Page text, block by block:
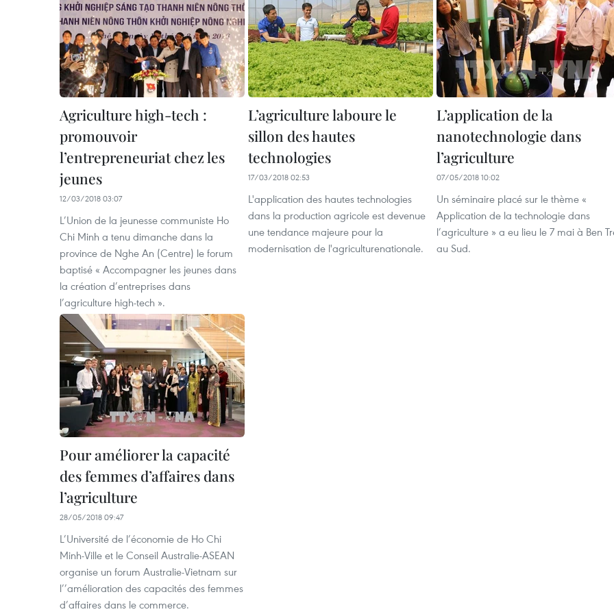
Agriculture high-tech :
promouvoir
l’entrepreneuriat chez les
jeunes
12/03/2018 03:07
L’Union de la jeunesse communiste Ho
Chi Minh a tenu dimanche dans la
province de Nghe An (Centre) le forum
baptisé « Accompagner les jeunes dans
la création d’entreprises dans
l’agriculture high-tech ».
L’agriculture laboure le
sillon des hautes
technologies
17/03/2018 02:53
L'application des hautes technologies
dans la production agricole est devenue
une tendance majeure pour la
modernisation de l'agriculturenationale.
L’application de la
nanotechnologie dans
l’agriculture
07/05/2018 10:02
Un séminaire placé sur le thème «
Application de la technologie dans
l’agriculture » a eu lieu le 7 mai à Ben
au Sud.
Pour améliorer la capacité
des femmes d’affaires dans
l’agriculture
28/05/2018 09:47
L’Université de l’économie de Ho Chi
Minh-Ville et le Conseil Australie-ASEAN
organise un forum Australie-Vietnam sur
l’’amélioration des capacités des femmes
d’affaires dans le commerce.